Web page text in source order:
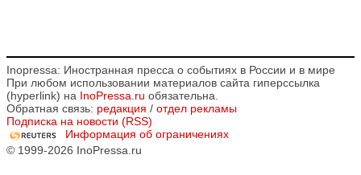
Inopressa: Иностранная пресса о событиях в России и в мире
При любом использовании материалов сайта гиперссылка
(hyperlink) на InoPressa.ru обязательна.
Обратная связь: редакция / отдел рекламы
Подписка на новости (RSS)
Информация об ограничениях
© 1999-2026 InoPressa.ru